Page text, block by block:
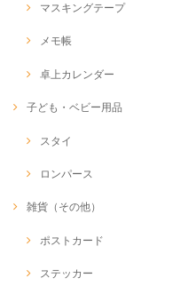
マスキングテープ
メモ帳
卓上カレンダー
子ども・ベビー用品
スタイ
ロンパース
雑貨（その他）
ポストカード
ステッカー